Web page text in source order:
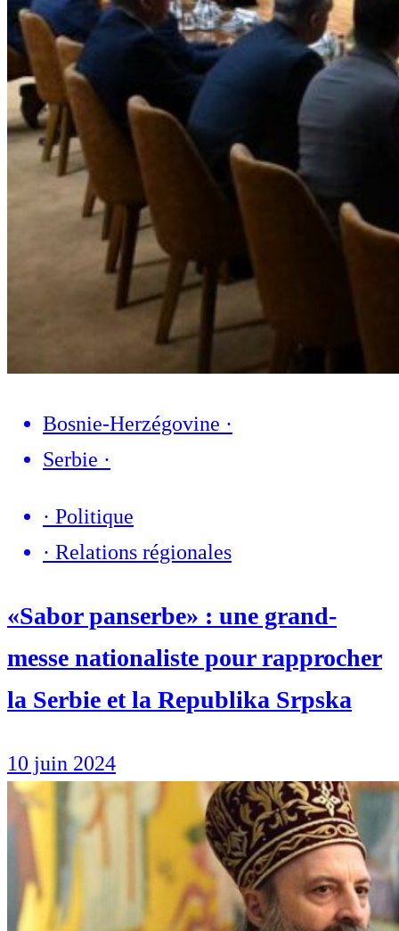
Bosnie-Herzégovine ·
Serbie ·
· Politique
· Relations régionales
«Sabor panserbe» : une grand-
messe nationaliste pour rapprocher
la Serbie et la Republika Srpska
10 juin 2024